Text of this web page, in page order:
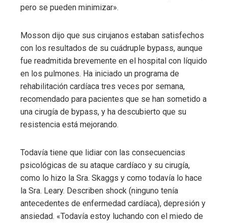
pero se pueden minimizar».
Mosson dijo que sus cirujanos estaban satisfechos
con los resultados de su cuádruple bypass, aunque
fue readmitida brevemente en el hospital con líquido
en los pulmones. Ha iniciado un programa de
rehabilitación cardíaca tres veces por semana,
recomendado para pacientes que se han sometido a
una cirugía de bypass, y ha descubierto que su
resistencia está mejorando.
Todavía tiene que lidiar con las consecuencias
psicológicas de su ataque cardíaco y su cirugía,
como lo hizo la Sra. Skaggs y como todavía lo hace
la Sra. Leary. Describen shock (ninguno tenía
antecedentes de enfermedad cardíaca), depresión y
ansiedad. «Todavía estoy luchando con el miedo de